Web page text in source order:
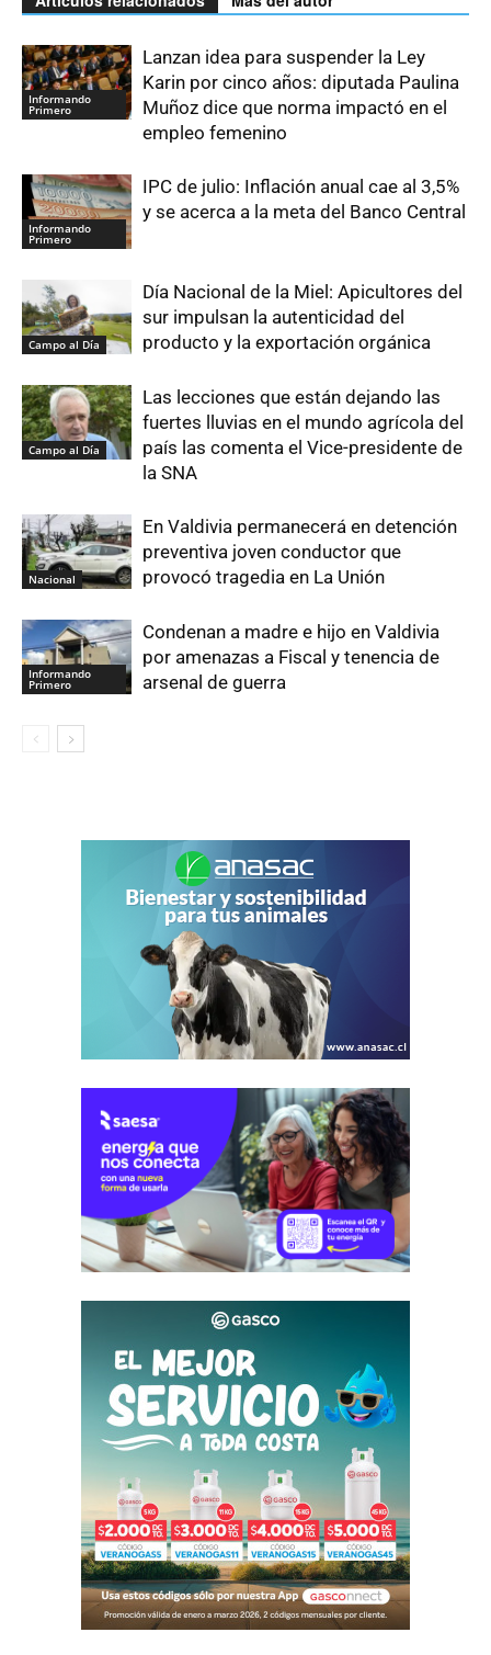
Informando
Primero
Lanzan idea para suspender la Ley
Karin por cinco años: diputada Paulina
Muñoz dice que norma impactó en el
empleo femenino
Informando
Primero
IPC de julio: Inflación anual cae al 3,5%
y se acerca a la meta del Banco Central
Campo al Día
Día Nacional de la Miel: Apicultores del
sur impulsan la autenticidad del
producto y la exportación orgánica
Campo al Día
Las lecciones que están dejando las
fuertes lluvias en el mundo agrícola del
país las comenta el Vice-presidente de
la SNA
Nacional
En Valdivia permanecerá en detención
preventiva joven conductor que
provocó tragedia en La Unión
Informando
Primero
Condenan a madre e hijo en Valdivia
por amenazas a Fiscal y tenencia de
arsenal de guerra